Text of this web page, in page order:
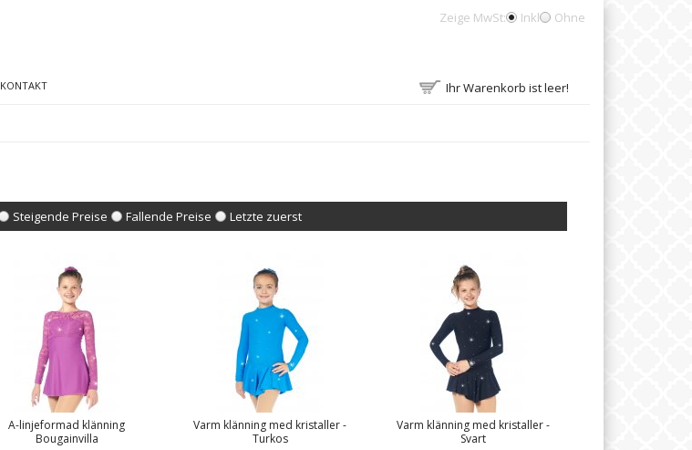
Zeige MwSt: Inkl Ohne
KONTAKT Ihr Warenkorb ist leer!
Steigende Preise Fallende Preise Letzte zuerst
A-linjeformad klänning
Bougainvilla
Varm klänning med kristaller -
Turkos
Varm klänning med kristaller -
Svart